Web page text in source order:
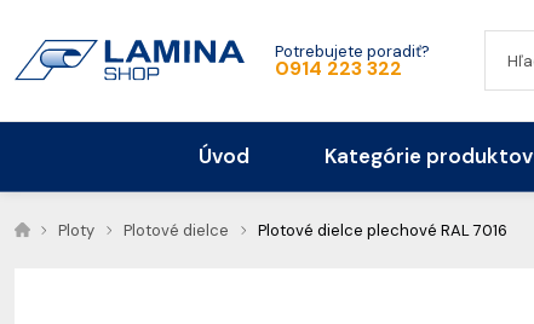
Potrebujete poradiť?
0914 223 322
Úvod Kategórie produktov
Ploty Plotové dielce Plotové dielce plechové RAL 7016